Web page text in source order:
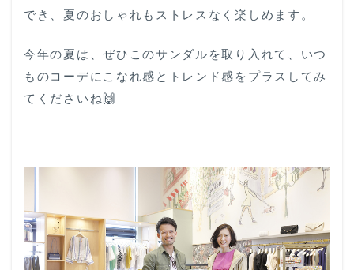
でき、夏のおしゃれもストレスなく楽しめます。
今年の夏は、ぜひこのサンダルを取り入れて、いつ
ものコーデにこなれ感とトレンド感をプラスしてみ
てくださいね🙌